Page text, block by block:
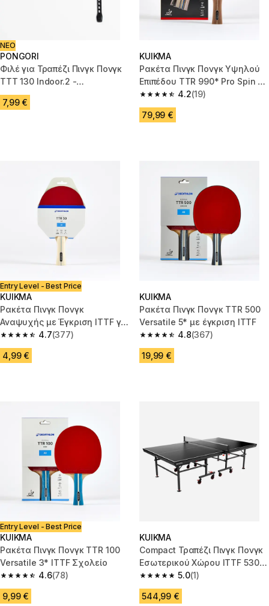
ΝΕΟ
PONGORI
Φιλέ για Τραπέζι Πινγκ Πονγκ
TTT 130 Indoor.2 -
Ανταλλακτικό
7,99 €
KUIKMA
Ρακέτα Πινγκ Πονγκ Υψηλού
Επιπέδου TTR 990* Pro Spin 9*
με έγκριση ITTF Σύλλογοι
4.2
4.2 out of 5 stars from 19
(19)
79,99 €
Entry Level - Best Price
KUIKMA
Ρακέτα Πινγκ Πονγκ
Αναψυχής με Έγκριση ITTF για
Συλλόγους TTR 50 2*
4.7
4.7 out of 5 stars from 377 reviews
(377)
4,99 €
KUIKMA
Ρακέτα Πινγκ Πονγκ TTR 500
Versatile 5* με έγκριση ITTF
4.8
4.8 out of 5 stars from 367
(367)
19,99 €
Entry Level - Best Price
KUIKMA
Ρακέτα Πινγκ Πονγκ TTR 100
Versatile 3* ITTF Σχολείο
4.6
4.6 out of 5 stars from 78 reviews
(78)
9,99 €
KUIKMA
Compact Τραπέζι Πινγκ Πονγκ
Εσωτερικού Χώρου ITTF 530 -
Μαύρο
5.0
5.0 out of 5 stars from 1
(1)
544,99 €